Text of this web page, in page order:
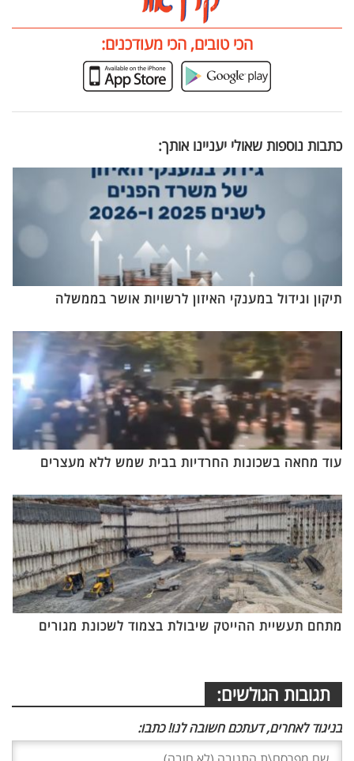
הכי טובים, הכי מעודכנים:
כתבות נוספות שאולי יעניינו אותך:
תיקון וגידול במענקי האיזון לרשויות אושר בממשלה
עוד מחאה בשכונות החרדיות בבית שמש ללא מעצרים
מתחם תעשיית ההייטק שיבולת בצמוד לשכונת מגורים
תגובות הגולשים:
בניגוד לאחרים, דעתכם חשובה לנו! כתבו: